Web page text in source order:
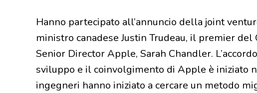
Hanno partecipato all’annuncio della joint
ministro canadese Justin Trudeau, il premier
Senior Director Apple, Sarah Chandler.
sviluppo e il coinvolgimento di Apple è iniziato
ingegneri hanno iniziato a cercare un metodo